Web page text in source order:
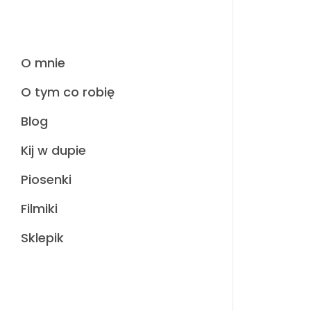
O mnie
O tym co robię
Blog
Kij w dupie
Piosenki
Filmiki
Sklepik